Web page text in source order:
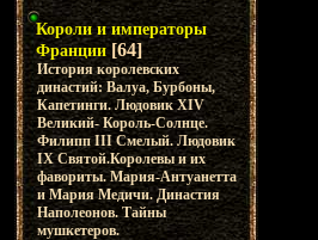
Короли и императоры
Франции [64]
История королевских
династий: Валуа, Бурбоны,
Капетинги. Людовик XIV
Великий- Король-Солнце.
Филипп III Смелый. Людовик
IX Святой.Королевы и их
фавориты. Мария-Антуанетта
и Мария Медичи. Династия
Наполеонов. Тайны
мушкетеров.